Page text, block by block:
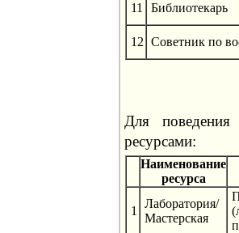
11
Библиотекарь
12 Советник по
Для поведения
ресурсами:
Наименование
ресурса
1
Лаборатория/
Мастерская